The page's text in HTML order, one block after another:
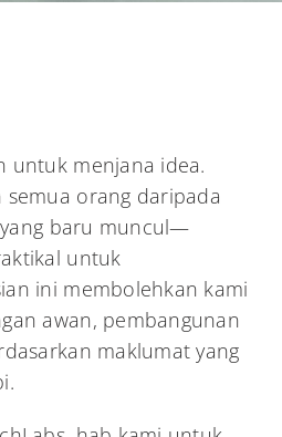
untuk menjana idea.
orang daripada
baru muncul—
untuk
ini membolehkan kami
awan, pembangunan
maklumat yang